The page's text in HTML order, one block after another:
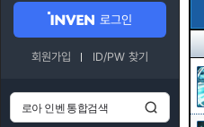
로그인
회원가입 ID/PW 찾기